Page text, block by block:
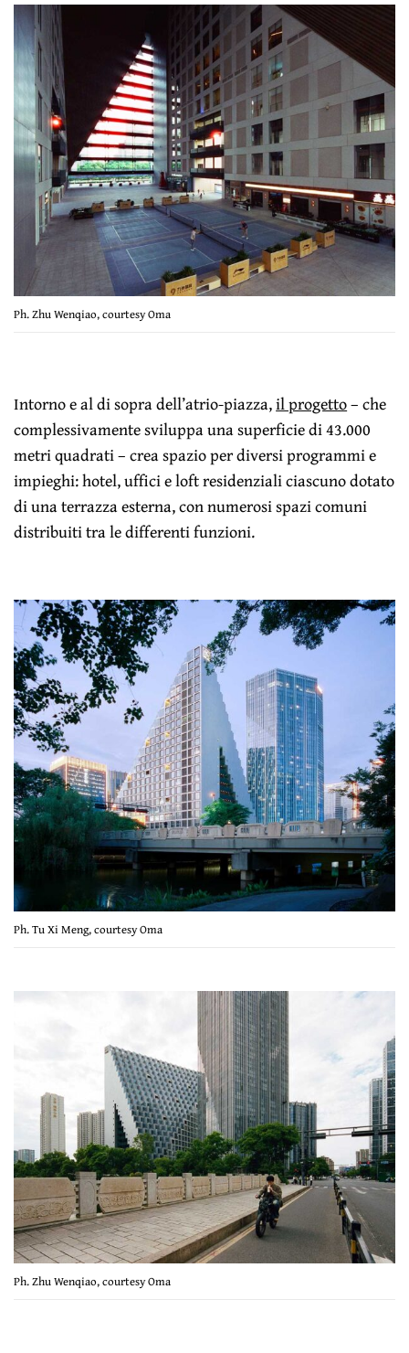
Ph. Zhu Wenqiao, courtesy Oma
Intorno e al di sopra dell’atrio-piazza,il progetto– che
complessivamente sviluppa una superficie di 43.000
metri quadrati – crea spazio per diversi programmi e
impieghi: hotel, uffici e loft residenziali ciascuno dotato
di una terrazza esterna, con numerosi spazi comuni
distribuiti tra le differenti funzioni.
Ph. Tu Xi Meng, courtesy Oma
Ph. Zhu Wenqiao, courtesy Oma